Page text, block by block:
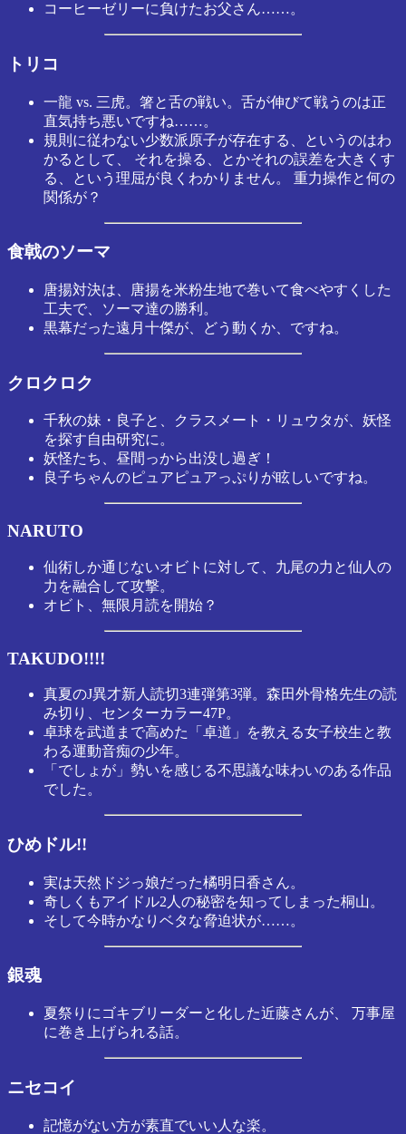
コーヒーゼリーに負けたお父さん……。
トリコ
一龍 vs. 三虎。箸と舌の戦い。舌が伸びて戦うのは正
直気持ち悪いですね……。
規則に従わない少数派原子が存在する、というのはわ
かるとして、 それを操る、とかそれの誤差を大きくす
る、という理屈が良くわかりません。 重力操作と何の
関係が？
食戟のソーマ
唐揚対決は、唐揚を米粉生地で巻いて食べやすくした
工夫で、ソーマ達の勝利。
黒幕だった遠月十傑が、どう動くか、ですね。
クロクロク
千秋の妹・良子と、クラスメート・リュウタが、妖怪
を探す自由研究に。
妖怪たち、昼間っから出没し過ぎ！
良子ちゃんのピュアピュアっぷりが眩しいですね。
NARUTO
仙術しか通じないオビトに対して、九尾の力と仙人の
力を融合して攻撃。
オビト、無限月読を開始？
TAKUDO!!!!
真夏のJ異才新人読切3連弾第3弾。森田外骨格先生の読
み切り、センターカラー47P。
卓球を武道まで高めた「卓道」を教える女子校生と教
わる運動音痴の少年。
「でしょが」勢いを感じる不思議な味わいのある作品
でした。
ひめドル!!
実は天然ドジっ娘だった橘明日香さん。
奇しくもアイドル2人の秘密を知ってしまった桐山。
そして今時かなりベタな脅迫状が……。
銀魂
夏祭りにゴキブリーダーと化した近藤さんが、 万事屋
に巻き上げられる話。
ニセコイ
記憶がない方が素直でいい人な楽。